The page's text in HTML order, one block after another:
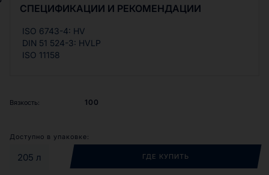
производителем предписаны рабочие жидкости уровня
следует выбрать исходя из предписаний производителя
и условий эксплуатации
СПЕЦИФИКАЦИИ И РЕКОМЕНДАЦИИ
ISO 6743-4: HV
DIN 51 524-3: HVLP
ISO 11158
Вязкость: 100
Доступно в упаковке:
205 л ГДЕ КУПИТЬ